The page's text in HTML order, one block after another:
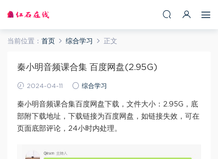
当前位置： 首页 综合学习 正文
秦小明音频课合集 百度网盘(2.95G)
2024-04-11 综合学习
秦小明音频课合集百度网盘下载，文件大小：2.95G，底
部附下载地址，下载链接为百度网盘，如链接失效，可在
页面底部评论，24小时内处理。